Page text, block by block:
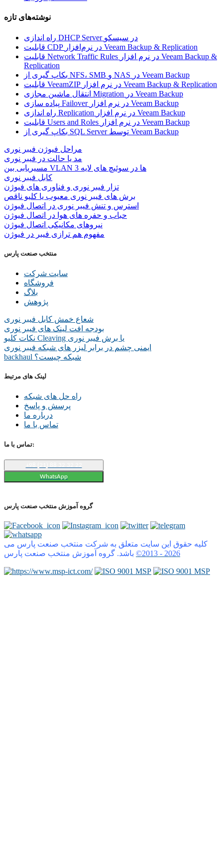
نوشته‌های تازه
راه اندازی DHCP Server در سیسکو
قابلیت CDP در نرم‌افزار Veeam Backup & Replication
قابلیت Network Traffic Rules در نرم افزار Veeam Backup &
Replication
بکاپ گیری از NFS، SMB و NAS در Veeam Backup
قابلیت VeeamZIP در نرم افزار Veeam Backup & Replication
انتقال ماشین مجازی Migration در Veeam Backup
پیاده سازی Failover در نرم افزار Veeam Backup
راه اندازی Replication در نرم افزار Veeam Backup
قابلیت Users and Roles در نرم افزار Veeam Backup
بکاپ گیری از SQL Server توسط Veeam Backup
مراحل فیوژن فیبر نوری
مد یا حالت در فیبر نوری
مسیریابی بین VLAN ها در سوئیچ های لایه 3
کابل فیبر نوری
تزار فیبر نوری و فناوری های فیوژن
برش های فیبر نوری معیوب یا کلیو ناقص
استرس و تنش فیبر نوری در اتصال فیوژن
حباب و حفره‌ های هوا در اتصال فیوژن
نیروهای مکانیکی اتصال فیوژن
مفهوم هم ترازی فیبر در فیوژن
منتخب صنعت پارس
سایت شرکت
فروشگاه
بلاگ
پژوهش
شعاع خمش کابل فیبر نوری
بودجه افت لینک های فیبر نوری
نکات کلیو Cleaving یا برش فیبر نوری
ایمنی چشم در برابر لیزر های شبکه فیبر نوری
backhaul شبکه چیست؟
لینک های مرتبط
راه حل های شبکه
پرسش و پاسخ
درباره ما
تماس با ما
تماس با ما:
WhatsApp
گروه آموزش منتخب صنعت پارس
کلیه حقوق این سایت متعلق به شرکت منتخب صنعت پارس می
©2013 - 2026